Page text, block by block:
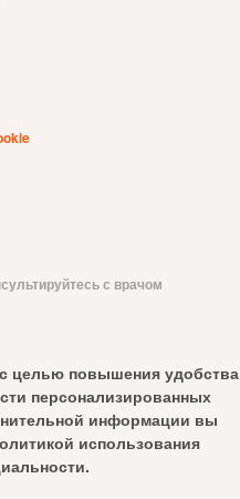
с врачом
целью повышения удобства
персонализированных
информации вы
использования
.